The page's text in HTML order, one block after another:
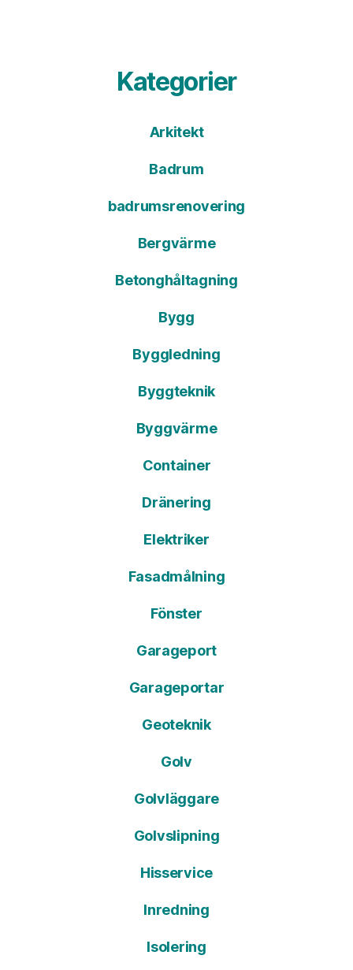
Kategorier
Arkitekt
Badrum
badrumsrenovering
Bergvärme
Betonghåltagning
Bygg
Byggledning
Byggteknik
Byggvärme
Container
Dränering
Elektriker
Fasadmålning
Fönster
Garageport
Garageportar
Geoteknik
Golv
Golvläggare
Golvslipning
Hisservice
Inredning
Isolering